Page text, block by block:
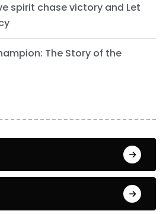
spirit chase victory and Let
The Story of the